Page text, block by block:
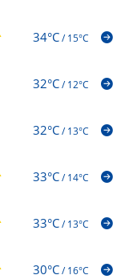
34°C/15°C
32°C/12°C
32°C/13°C
33°C/14°C
33°C/13°C
30°C/16°C